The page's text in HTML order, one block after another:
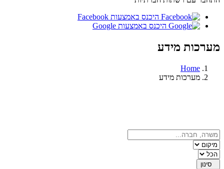
היכנס באמצעות Facebook
היכנס באמצעות Google
מערכות מידע
Home
מערכות מידע
סינון